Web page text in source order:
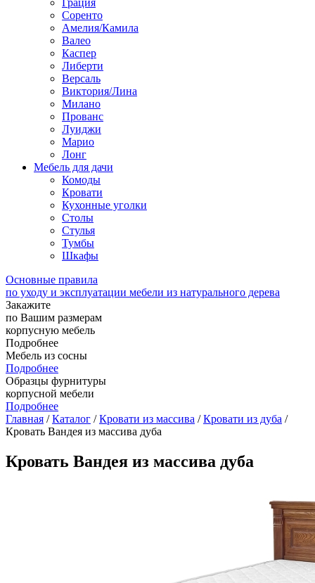
Грация
Соренто
Амелия/Камила
Валео
Каспер
Либерти
Версаль
Виктория/Лина
Милано
Прованс
Луиджи
Марио
Лонг
Мебель для дачи
Комоды
Кровати
Кухонные уголки
Столы
Стулья
Тумбы
Шкафы
Основные правила
по уходу и эксплуатации мебели из натурального дерева
Закажите
по Вашим размерам
корпусную мебель
Подробнее
Мебель из сосны
Подробнее
Образцы фурнитуры
корпусной мебели
Подробнее
Главная /Каталог /Кровати из массива /Кровати из дуба /
Кровать Вандея из массива дуба
Кровать Вандея из массива дуба